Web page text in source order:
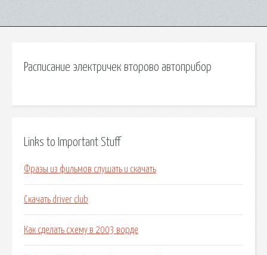
Расписание электричек второво автоприбор
Links to Important Stuff
Фразы из фильмов слушать и скачать
Скачать driver club
Как сделать схему в 2003 ворде